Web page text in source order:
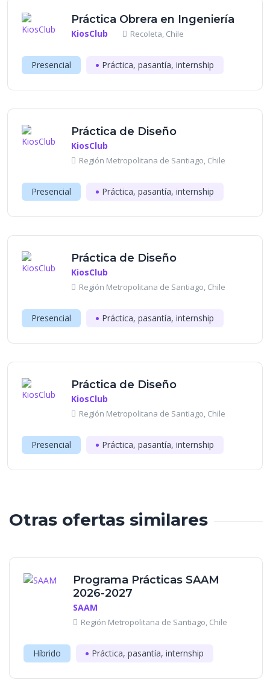
Práctica Obrera en Ingeniería
KiosClub Recoleta, Chile
Presencial Práctica, pasantía, internship
Práctica de Diseño
KiosClub
Región Metropolitana de Santiago, Chile
Presencial Práctica, pasantía, internship
Práctica de Diseño
KiosClub
Región Metropolitana de Santiago, Chile
Presencial Práctica, pasantía, internship
Práctica de Diseño
KiosClub
Región Metropolitana de Santiago, Chile
Presencial Práctica, pasantía, internship
Otras ofertas similares
Programa Prácticas SAAM
2026-2027
SAAM
Región Metropolitana de Santiago, Chile
Híbrido Práctica, pasantía, internship